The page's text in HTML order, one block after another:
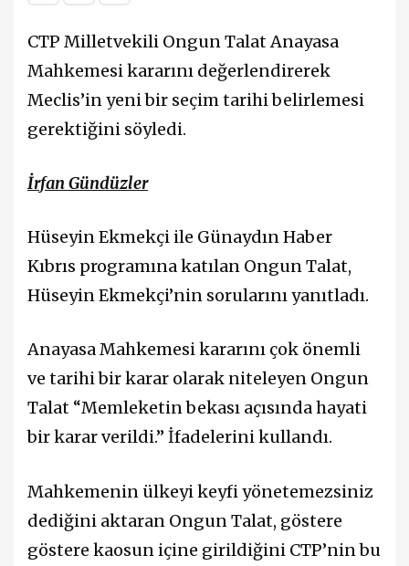
CTP Milletvekili Ongun Talat Anayasa
Mahkemesi kararını değerlendirerek
Meclis’in yeni bir seçim tarihi belirlemesi
gerektiğini söyledi.
İrfan Gündüzler
Hüseyin Ekmekçi ile Günaydın Haber
Kıbrıs programına katılan Ongun Talat,
Hüseyin Ekmekçi’nin sorularını yanıtladı.
Anayasa Mahkemesi kararını çok önemli
ve tarihi bir karar olarak niteleyen Ongun
Talat “Memleketin bekası açısında hayati
bir karar verildi.” İfadelerini kullandı.
Mahkemenin ülkeyi keyfi yönetemezsiniz
dediğini aktaran Ongun Talat, göstere
göstere kaosun içine girildiğini CTP’nin bu